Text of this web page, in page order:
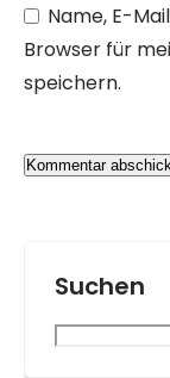
Name, E-
Browser für
speichern.
Suchen